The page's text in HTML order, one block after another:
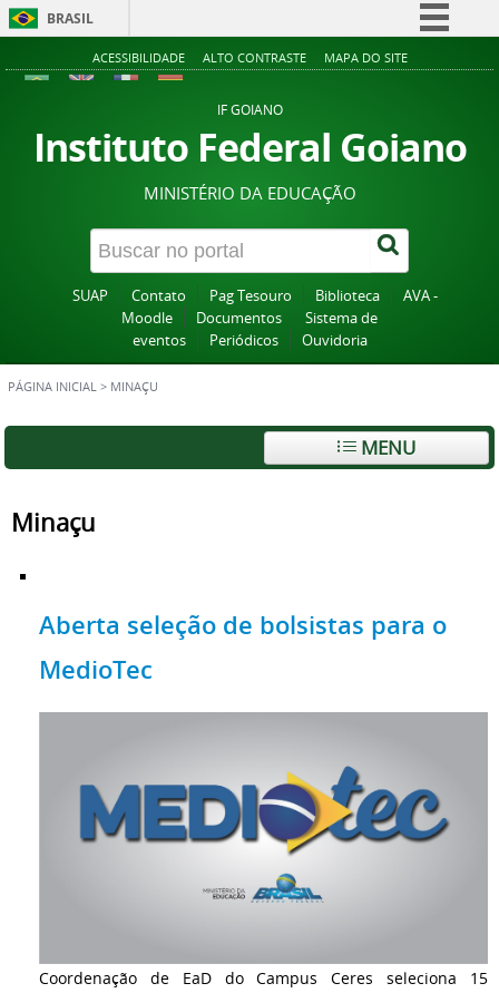
BRASIL
Simplifique!
Acesso à informação
Legislação
Canais
ACESSIBILIDADE ALTO CONTRASTE MAPA DO SITE
IF GOIANO
Instituto Federal Goiano
MINISTÉRIO DA EDUCAÇÃO
SUAP Contato Pag Tesouro Biblioteca
AVA -
Moodle
Documentos
Sistema de
eventos
Periódicos Ouvidoria
PÁGINA INICIAL > MINAÇU
MENU
Minaçu
Aberta seleção de bolsistas para o
MedioTec
Coordenação de EaD do Campus Ceres seleciona 15